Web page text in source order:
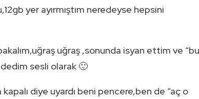
yer ayırmıştım neredeyse hepsini
uğraş ,sonunda isyan ettim ve “bu
sesli olarak 🙂
diye uyardı beni pencere,ben de “aç o